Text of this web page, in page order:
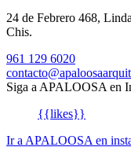
24 de Febrero 468,
Chis.
961 129 6020
Siga a APALOOSA en
{{likes}}
Ir a APALOOSA en